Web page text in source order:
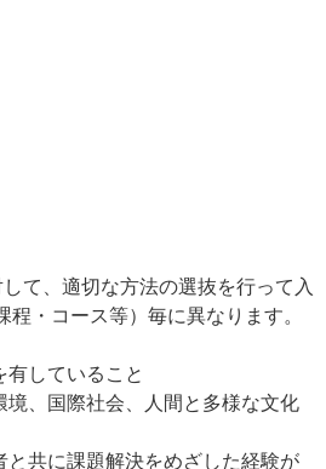
て、適切な方法の選抜を行って入
・コース等）毎に異なります。
していること
、国際社会、人間と多様な文化
共に課題解決をめざした経験が